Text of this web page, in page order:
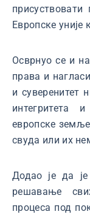
Европске уније
Осврнуо се и
права и
и суверенитет
интегритета
европске
свуда или их
Додао је да
решавање
процеса под